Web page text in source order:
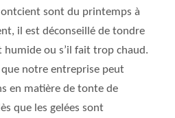
sont du printemps à
il est déconseillé de tondre
humide ou s’il fait trop chaud.
que notre entreprise peut
en matière de tonte de
que les gelées sont